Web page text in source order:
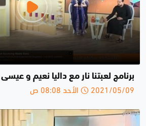
برنامج لعبتنا نار مع داليا نعيم و
2021/05/09 الأحد 08:08 ص